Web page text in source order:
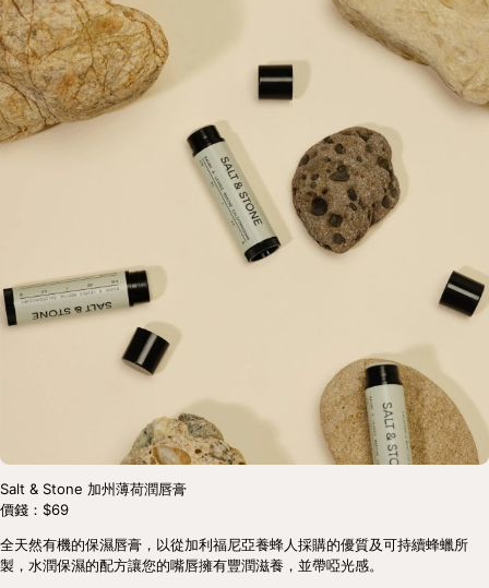
Salt & Stone 加州薄荷潤唇膏
價錢：$69
全天然有機的保濕唇膏，以從加利福尼亞養蜂人採購的優質及可持續蜂蠟所
製，水潤保濕的配方讓您的嘴唇擁有豐潤滋養，並帶啞光感。